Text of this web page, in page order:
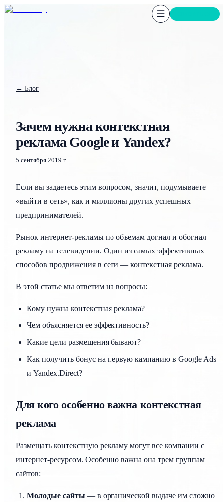
← Блог
Зачем нужна контекстная
реклама Google и Yandex?
5 сентября 2019 г.
Если вы задаетесь этим вопросом, значит, подумываете
«выйти в сеть», как и миллионы других успешных
предпринимателей.
Рынок интернет-рекламы по объемам догнал и обогнал
рекламу на телевидении. Один из самых эффективных
способов продвижения в сети — контекстная реклама.
В этой статье мы ответим на вопросы:
Кому нужна контекстная реклама?
Чем объясняется ее эффективность?
Какие цели размещения бывают?
Как получить бонус на первую кампанию в Google Ads
и Yandex.Direct?
Для кого особенно важна контекстная
реклама
Размещать контекстную рекламу могут все компании с
интернет-ресурсом. Особенно важна она трем группам
сайтов:
Молодые сайты — в органической выдаче им сложно